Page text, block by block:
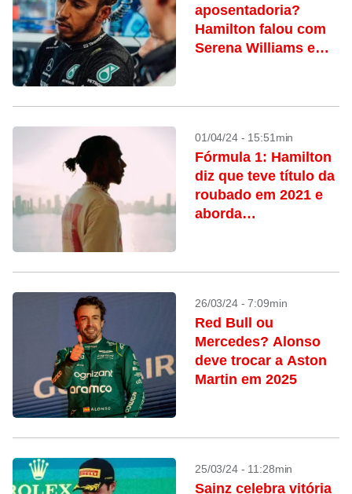
aposentadoria?
Hamilton falou com
Serena Williams e
01/04/24 - 15:51min
Fórmula 1: Hamilton
diz que teve título da
roubado em 2021 e
aborda
26/03/24 - 7:09min
Red Bull ou
Mercedes? Alonso
deve trocar a Aston
Martin em 2025
25/03/24 - 11:28min
Sainz celebra vitória